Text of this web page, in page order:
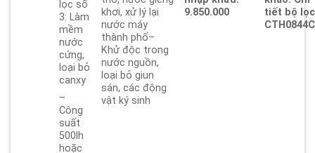
lọc số
3: Làm
mềm
nước
cứng,
loại bỏ
canxy
–
Công
suất
500lh
hoặc
khơi, xử lý lại
nước máy
thành phố–
Khử độc trong
nước nguồn,
loại bỏ giun
sán, các động
vật ký sinh
9.850.000
tiết bộ lọc
CTH0844C